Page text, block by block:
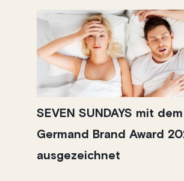
SEVEN SUNDAYS mit dem
Germand Brand Award
ausgezeichnet